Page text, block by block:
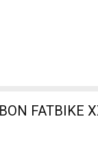
FATBIKE